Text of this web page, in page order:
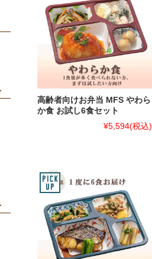
高齢者向けお弁当 MFS やわら
か食 お試し6食セット
¥5,594(税込)